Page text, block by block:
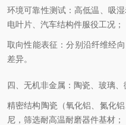
环境可靠性测试：高低温、吸
电叶片、汽车结构件服役工况；
取向性能表征：分别沿纤维经
差异。
四、无机非金属：陶瓷、玻璃
精密结构陶瓷（氧化铝、氮化
尼，筛选耐高温耐磨器件基材；